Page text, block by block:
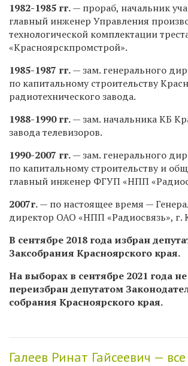
1982-1985 гг.— прораб, начальник
главный инженер Управления
технологической комплектации
«Красноярскпромстрой».
1985-1987 гг.— зам. генерального
по капитальному строительству
радиотехнического завода.
1988-1990 гг.— зам. начальника КБ
завода телевизоров.
1990-2007 гг.— зам. генерального
по капитальному строительству и
главный инженер ФГУП «НПП
2007г.— по настоящее время —
директор ОАО «НПП «Радиосвязь», г.
В сентябре 2018 года избран
Заксобрания Красноярского края.
На выборах в сентябре 2021 года
переизбран депутатом
собрания Красноярского края.
Галеев Ринат Гайсеевич —